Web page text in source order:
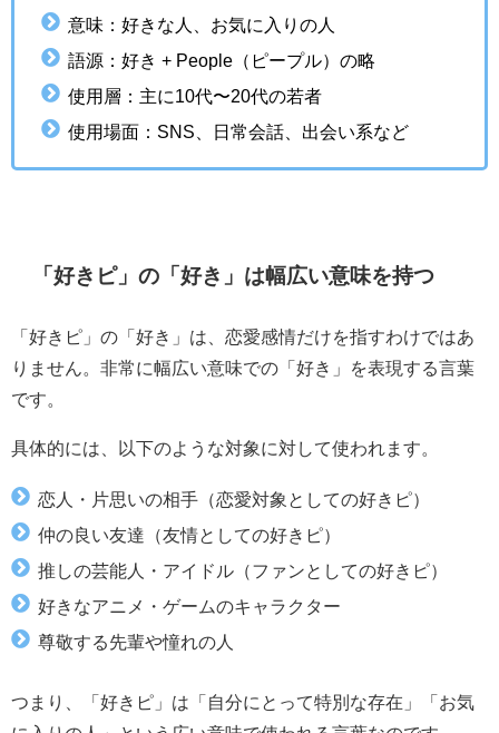
意味：好きな人、お気に入りの人
語源：好き + People（ピープル）の略
使用層：主に10代〜20代の若者
使用場面：SNS、日常会話、出会い系など
「好きピ」の「好き」は幅広い意味を持つ
「好きピ」の「好き」は、恋愛感情だけを指すわけではあ
りません。非常に幅広い意味での「好き」を表現する言葉
です。
具体的には、以下のような対象に対して使われます。
恋人・片思いの相手（恋愛対象としての好きピ）
仲の良い友達（友情としての好きピ）
推しの芸能人・アイドル（ファンとしての好きピ）
好きなアニメ・ゲームのキャラクター
尊敬する先輩や憧れの人
つまり、「好きピ」は「自分にとって特別な存在」「お気